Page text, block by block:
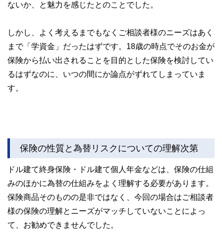
ないか、と魅力を感じたとのことでした。
しかし、よく考えるまでもなくご相談者様のニーズはあく
まで「学資金」だったはずです。18歳の時点でそのお金が
保険から払い出されることを目的とした保険を検討してい
るはずなのに、いつの間にか論点がずれてしまっていま
す。
保険の性質と為替リスクについての理解次第
ドル建て終身保険・ドル建て個人年金などは、保険の仕組
みのほかに為替の仕組みをよく理解する必要があります。
保険商品そのものの是非ではなく、今回の場合はご相談者
様の保険の理解とニーズがマッチしていないことによっ
て、お勧めできませんでした。